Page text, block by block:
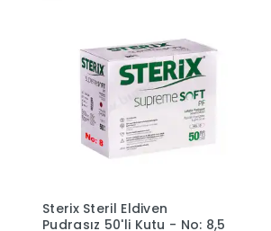
Sterix Steril Eldiven
Pudrasız 50'li Kutu - No: 8,5